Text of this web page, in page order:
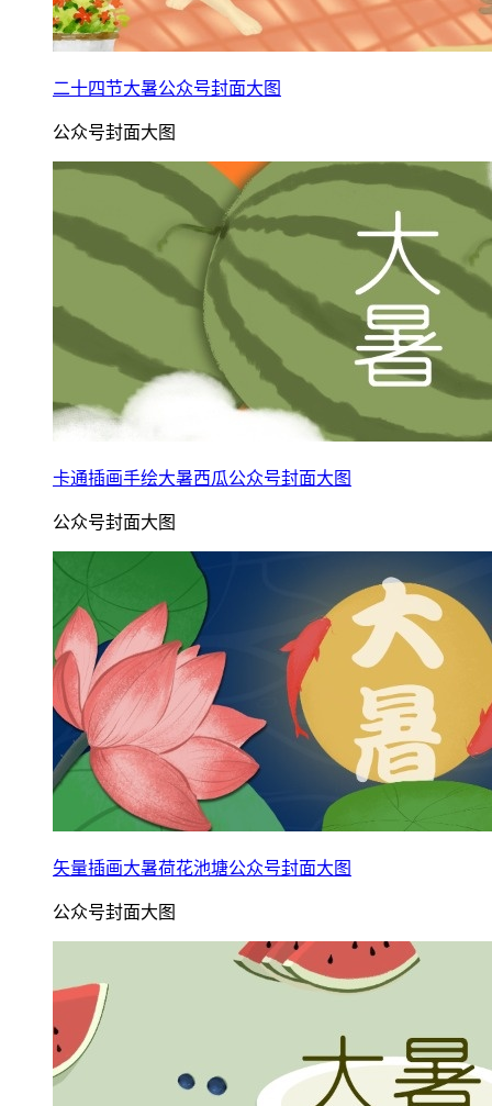
二十四节大暑公众号封面大图
公众号封面大图
卡通插画手绘大暑西瓜公众号封面大图
公众号封面大图
矢量插画大暑荷花池塘公众号封面大图
公众号封面大图